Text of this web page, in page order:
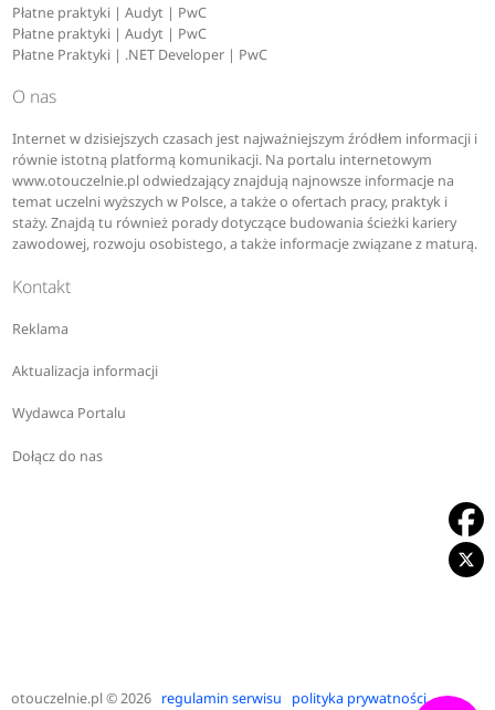
chemia
chemistry
coaching i doradztwo kariery
computer science
cyberbezpieczeństwo
dietetyka
Płatne praktyki | Audyt | PwC
Płatne praktyki | Audyt | PwC
Płatne Praktyki | .NET Developer | PwC
O nas
Internet w dzisiejszych czasach jest najważniejszym źródłem informacji i
równie istotną platformą komunikacji. Na portalu internetowym
www.otouczelnie.pl odwiedzający znajdują najnowsze informacje na
temat uczelni wyższych w Polsce, a także o ofertach pracy, praktyk i
staży. Znajdą tu również porady dotyczące budowania ścieżki kariery
zawodowej, rozwoju osobistego, a także informacje związane z maturą.
Kontakt
Reklama
Aktualizacja informacji
Wydawca Portalu
Dołącz do nas
otouczelnie.pl© 2026 regulamin serwisu polityka prywatności